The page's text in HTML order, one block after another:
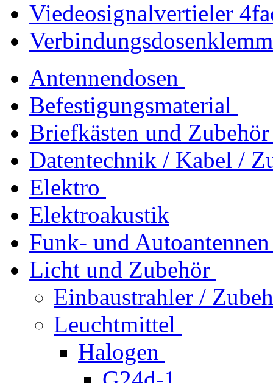
Viedeosignalvertieler
Antennendosen
Befestigungsmaterial
Briefkästen und Zubehör
Datentechnik / Kabel /
Elektro
Elektroakustik
Funk- und Autoantennen
Licht und Zubehör
Einbaustrahler /
Leuchtmittel
Halogen